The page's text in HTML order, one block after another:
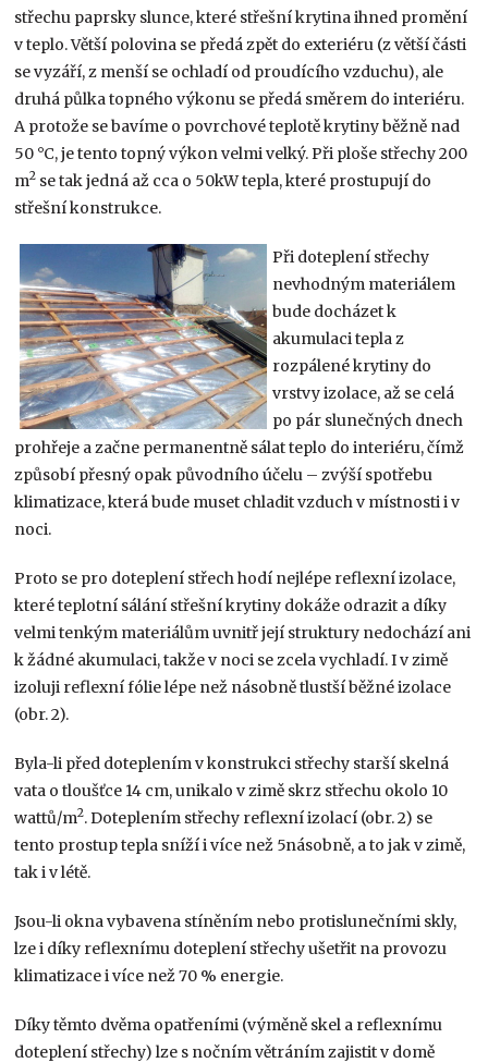
střechu paprsky slunce, které střešní krytina ihned promění
v teplo. Větší polovina se předá zpět do exteriéru (z větší části
se vyzáří, z menší se ochladí od proudícího vzduchu), ale
druhá půlka topného výkonu se předá směrem do interiéru.
A protože se bavíme o povrchové teplotě krytiny běžně nad
50 °C, je tento topný výkon velmi velký. Při ploše střechy 200
m2 se tak jedná až cca o 50kW tepla, které prostupují do
střešní konstrukce.
Při doteplení střechy
nevhodným materiálem
bude docházet k
akumulaci tepla z
rozpálené krytiny do
vrstvy izolace, až se celá
po pár slunečných dnech
prohřeje a začne permanentně sálat teplo do interiéru, čímž
způsobí přesný opak původního účelu – zvýší spotřebu
klimatizace, která bude muset chladit vzduch v místnosti i v
noci.
Proto se pro doteplení střech hodí nejlépe reflexní izolace,
které teplotní sálání střešní krytiny dokáže odrazit a díky
velmi tenkým materiálům uvnitř její struktury nedochází ani
k žádné akumulaci, takže v noci se zcela vychladí. I v zimě
izoluji reflexní fólie lépe než násobně tlustší běžné izolace
(obr. 2).
Byla-li před doteplením v konstrukci střechy starší skelná
vata o tloušťce 14 cm, unikalo v zimě skrz střechu okolo 10
wattů/m2. Doteplením střechy reflexní izolací (obr. 2) se
tento prostup tepla sníží i více než 5násobně, a to jak v zimě,
tak i v létě.
Jsou-li okna vybavena stíněním nebo protislunečními skly,
lze i díky reflexnímu doteplení střechy ušetřit na provozu
klimatizace i více než 70 % energie.
Díky těmto dvěma opatřeními (výměně skel a reflexnímu
doteplení střechy) lze s nočním větráním zajistit v domě